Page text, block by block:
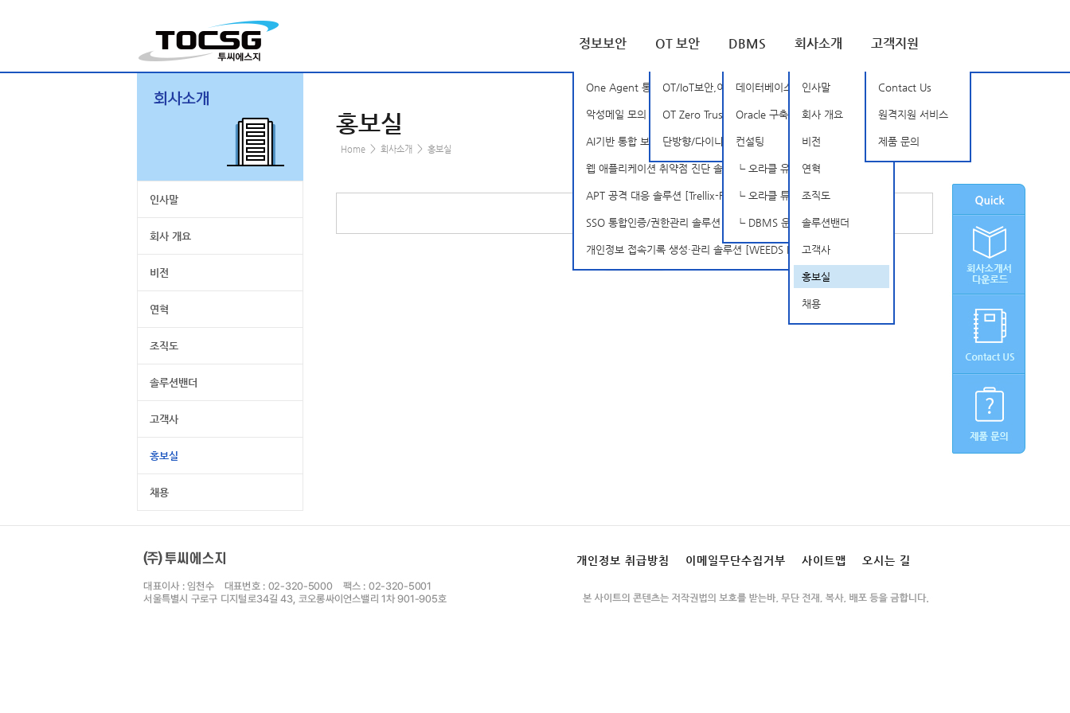
정보보안
One Agent 통합 PC 보안 솔루션 [BSOne]
악성메일 모의 훈련 솔루션 [BSD]
AI기반 통합 보안 분석 플랫폼 [StellarCyber Open-XDR]
웹 애플리케이션 취약점 진단 솔루션 [APPSCAN]
APT 공격 대응 솔루션 [Trellix-FireEye]
SSO 통합인증/권한관리 솔루션 [INISAFE Nexess]
개인정보 접속기록 생성·관리 솔루션 [WEEDS BlackBox Suite]
OT 보안
OT/IoT보안,이상징후탐지 [Nozomi Networks]
OT Zero Trust [TXOne]
단방향/다이나믹 인증 솔루션 [SSenStone]
DBMS
데이터베이스 암호화
Oracle 구축, 관리 및 튜닝
컨설팅
┗ 오라클 유지보수
┗ 오라클 튜닝 컨설팅
┗ DBMS 운영 관리 서비스
회사소개
인사말
회사 개요
비전
연혁
조직도
솔루션밴더
고객사
홍보실
채용
고객지원
Contact Us
원격지원 서비스
제품 문의
인사말
회사 개요
비전
연혁
조직도
솔루션밴더
고객사
홍보실
채용
홍보실
Home > 회사소개 > 홍보실
개인정보 취급방침 이메일무단수집거부 사이트맵 오시는 길